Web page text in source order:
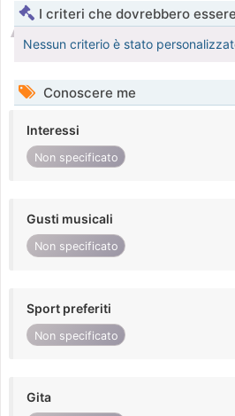
I criteri che dovrebbero
Nessun criterio è stato
Conoscere me
Interessi
Non specificato
Gusti musicali
Non specificato
Sport preferiti
Non specificato
Gita